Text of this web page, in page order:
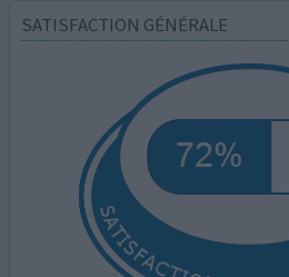
SATISFACTION GÉNÉRALE